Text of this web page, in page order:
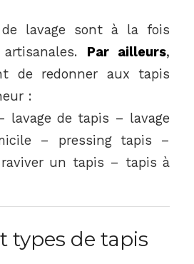
de lavage sont à la fois
Par ailleurs,
de redonner aux tapis
:
lavage de tapis – lavage
– pressing tapis –
un tapis – tapis à
types de tapis